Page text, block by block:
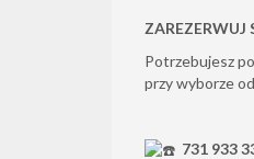
ZAREZERWUJ
Potrzebujesz
przy wyborze
731 933